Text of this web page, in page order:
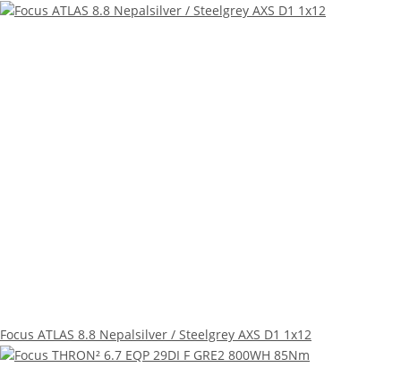
Focus ATLAS 8.8 Nepalsilver / Steelgrey AXS D1 1x12